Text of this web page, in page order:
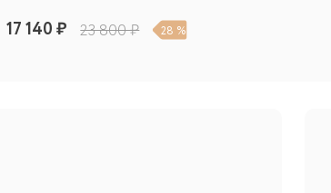
17 140 ₽ 23 800 ₽ 28 %